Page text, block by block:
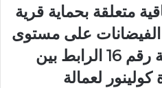
متعلقة بحماية قرية
الفيضانات على مستوى
مقطع الطريق الوطنية رقم 16 الرابط بين
كولينور لعمالة